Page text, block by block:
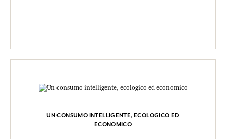
UN CONSUMO INTELLIGENTE, ECOLOGICO ED
ECONOMICO